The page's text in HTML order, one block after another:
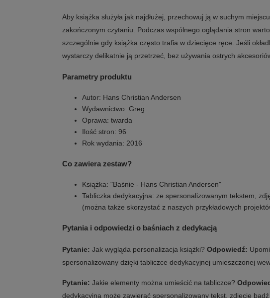
Aby książka służyła jak najdłużej, przechowuj ją w suchym
zakończonym czytaniu. Podczas wspólnego oglądania stron warto
szczególnie gdy książka często trafia w dziecięce ręce. Jeśli
wystarczy delikatnie ją przetrzeć, bez używania ostrych
Parametry produktu
Autor: Hans Christian Andersen
Wydawnictwo: Greg
Oprawa: twarda
Ilość stron: 96
Rok wydania: 2016
Co zawiera zestaw?
Książka: "Baśnie - Hans Christian Andersen"
Tabliczka dedykacyjna: ze spersonalizowanym tekstem,
(można także skorzystać z naszych przykładowych
Pytania i odpowiedzi o baśniach z dedykacją
Pytanie: Jak wygląda personalizacja książki? Odpowiedź:
spersonalizowany dzięki tabliczce dedykacyjnej umieszczonej
Pytanie: Jakie elementy można umieścić na tabliczce?
dedykacyjna może zawierać spersonalizowany tekst, zdjęcie